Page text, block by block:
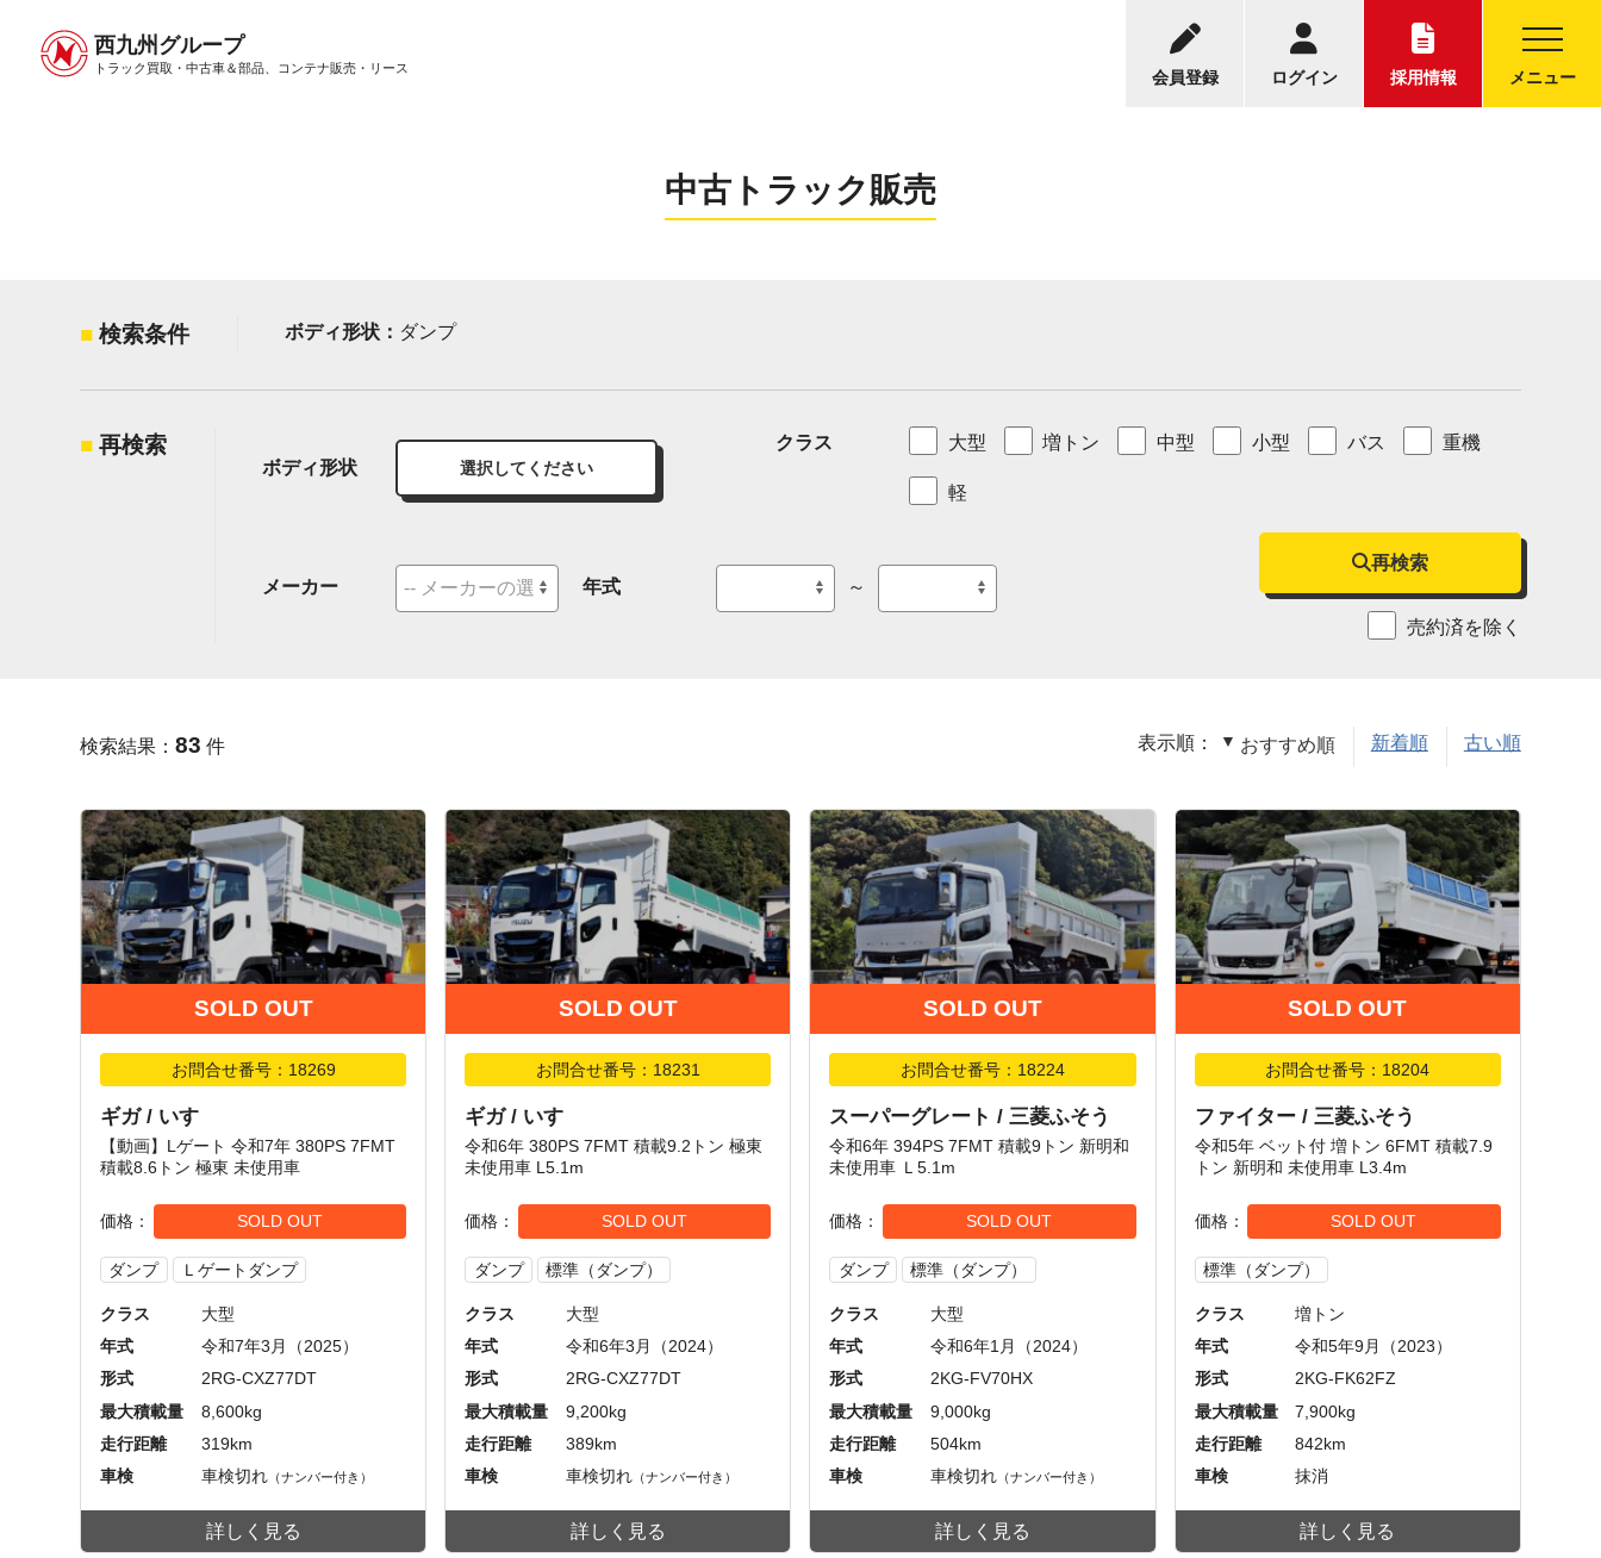
西九州グループ
トラック買取・中古車＆部品、 コンテナ販売・リース 会員登録 ログイン 採用情報 メニュー
中古トラック販売トップ
お電話の受付時間：8:30～17:30
中古トラックについてのお問い合わせ
中古トラック販売
検索条件 ボディ形状： ダンプ
再検索
ボディ形状 選択してください
クラス 大型 増トン 中型 小型 バス 重機
軽
メーカー 年式 ～
再検索
売約済を除く
検索結果：83 件 表示順： おすすめ順 新着順 古い順
SOLD OUT
お問合せ番号：18269
ギガ / いすゞ
【動画】Lゲート 令和7年 380PS 7FMT
積載8.6トン 極東 未使用車
価格 SOLD OUT
ダンプ Ｌゲートダンプ
クラス
大型
年式
令和7年3月（2025）
形式
2RG-CXZ77DT
最大積載量
8,600kg
走行距離
319km
車検
車検切れ （ナンバー付き）
詳しく見る
SOLD OUT
お問合せ番号：18231
ギガ / いすゞ
令和6年 380PS 7FMT 積載9.2トン 極東
未使用車 L5.1m
価格 SOLD OUT
ダンプ 標準（ダンプ）
クラス
大型
年式
令和6年3月（2024）
形式
2RG-CXZ77DT
最大積載量
9,200kg
走行距離
389km
車検
車検切れ （ナンバー付き）
詳しく見る
SOLD OUT
お問合せ番号：18224
スーパーグレート / 三菱ふそう
令和6年 394PS 7FMT 積載9トン 新明和
未使用車 Ｌ5.1m
価格 SOLD OUT
ダンプ 標準（ダンプ）
クラス
大型
年式
令和6年1月（2024）
形式
2KG-FV70HX
最大積載量
9,000kg
走行距離
504km
車検
車検切れ （ナンバー付き）
詳しく見る
SOLD OUT
お問合せ番号：18204
ファイター / 三菱ふそう
令和5年 ベット付 増トン 6FMT 積載7.9
トン 新明和 未使用車 L3.4m
価格 SOLD OUT
標準（ダンプ）
クラス
増トン
年式
令和5年9月（2023）
形式
2KG-FK62FZ
最大積載量
7,900kg
走行距離
842km
車検
抹消
詳しく見る